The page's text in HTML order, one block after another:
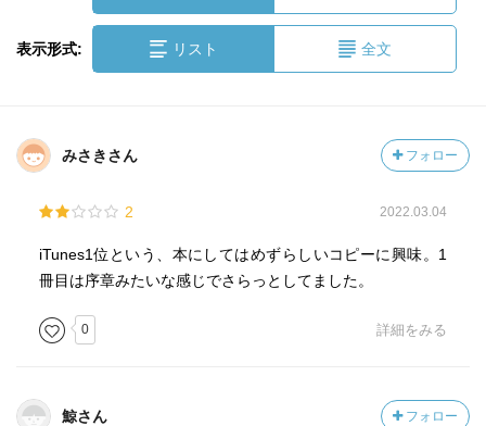
表示形式: リスト 全文
みさきさん フォロー
2 2022.03.04
iTunes1位という、本にしてはめずらしいコピーに興味。1
冊目は序章みたいな感じでさらっとしてました。
0 詳細をみる
鯨さん フォロー